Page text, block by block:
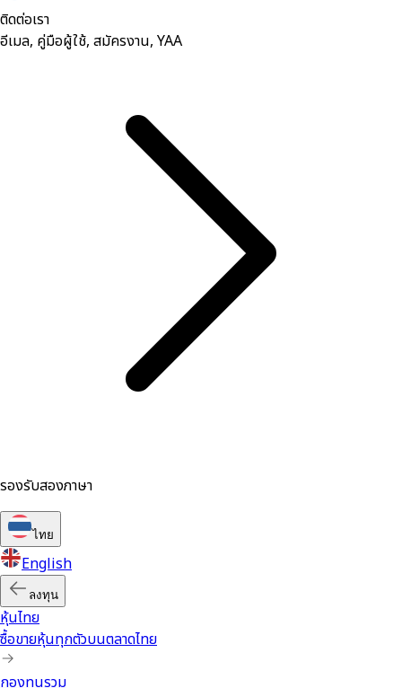
ติดต่อเรา
อีเมล, คู่มือผู้ใช้, สมัครงาน, YAA
รองรับสองภาษา
ไทย
English
ลงทุน
หุ้นไทย
ซื้อขายหุ้นทุกตัวบนตลาดไทย
กองทุนรวม